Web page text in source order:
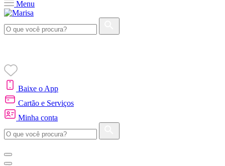
Menu
Baixe o App
Cartão e Serviços
Minha conta